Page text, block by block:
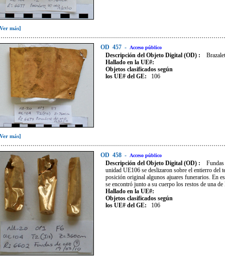
más]
OD 457 - Acceso público
Descripción del Objeto Digital (OD) :
Hallado en la UE#:
Objetos clasificados según
los UE# del GE:
106
más]
OD 458 - Acceso público
Descripción del Objeto Digital (OD) :
unidad UE106 se deslizaron sobre el entierro del
posición original algunos ajuares funerarios. En
se encontró junto a su cuerpo los restos de una
Hallado en la UE#:
Objetos clasificados según
los UE# del GE:
106